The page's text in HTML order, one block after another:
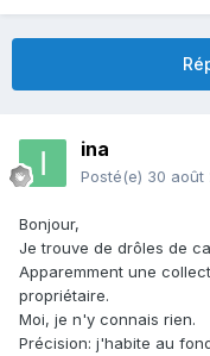
ina
Posté(e) 30 août
Bonjour,
Je trouve de drôles de
Apparemment une
propriétaire.
Moi, je n'y connais rien.
Précision: j'habite au